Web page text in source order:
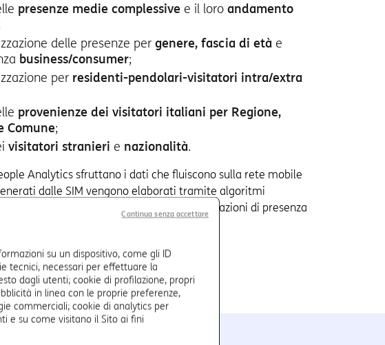
presenze medie complessive e il loro andamento
delle presenze per genere, fascia di età e
business/consumer;
per residenti-pendolari-visitatori intra/extra
provenienze dei visitatori italiani per Regione,
Comune;
visitatori stranieri e nazionalità.
Analytics sfruttano i dati che fluiscono sulla rete mobile
dalle SIM vengono elaborati tramite algoritmi
pieno rispetto della privacy, offrono informazioni di presenza
su un dispositivo, come gli ID
tecnici, necessari per effettuare la
dagli utenti; cookie di profilazione, propri
in linea con le proprie preferenze,
commerciali; cookie di analytics per
e su come visitano il Sito ai fini
Continua senza accettare